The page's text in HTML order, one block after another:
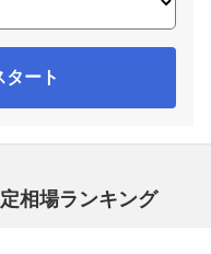
タート
相場ランキング